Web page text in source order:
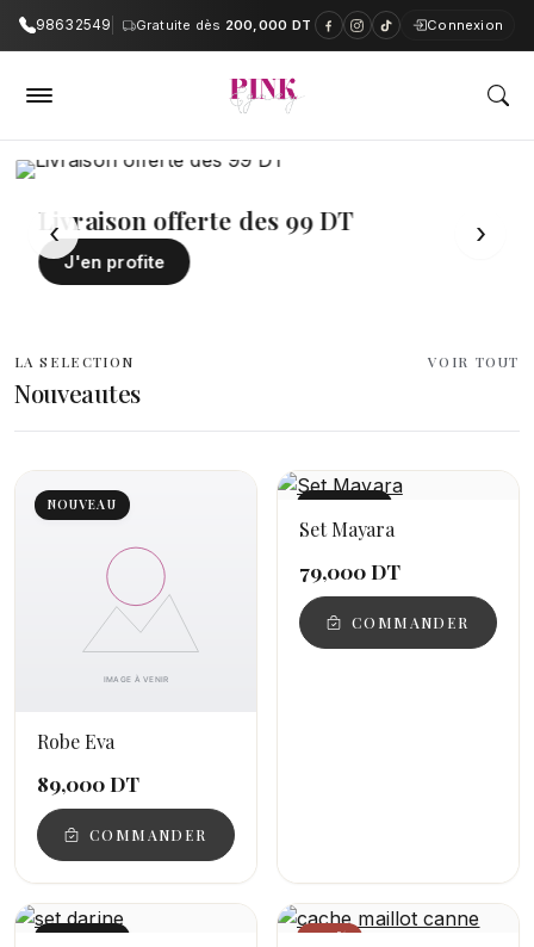
98632549 Gratuite dès 200,000 DT Connexion
PinkAndGrey — Boutique en
Livraison offerte des 99 DT
J'en profite
‹ ›
LA SELECTION
Nouveautes
VOIR TOUT
NOUVEAU
Robe Eva
89,000 DT
COMMANDER
NOUVEAU
Set Mayara
79,000 DT
COMMANDER
NOUVEAU −50%